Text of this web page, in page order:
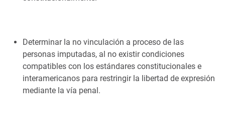
Determinar la no vinculación a proceso de las
personas imputadas, al no existir condiciones
compatibles con los estándares constitucionales e
interamericanos para restringir la libertad de expresión
mediante la vía penal.